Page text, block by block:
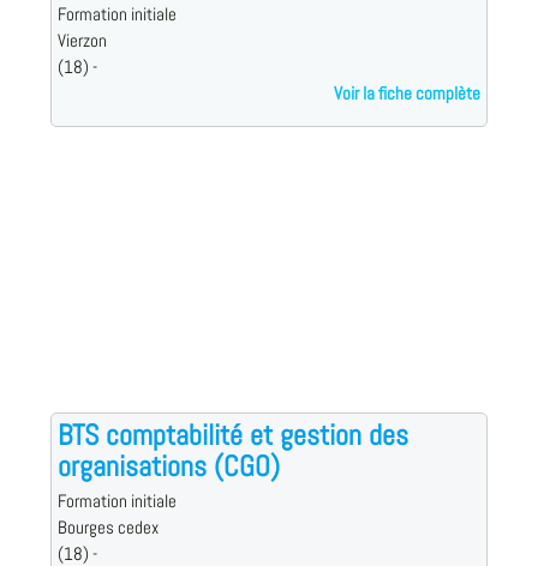
Formation initiale
Vierzon
(18) -
Voir la fiche complète
BTS comptabilité et gestion des
organisations (CGO)
Formation initiale
Bourges cedex
(18) -